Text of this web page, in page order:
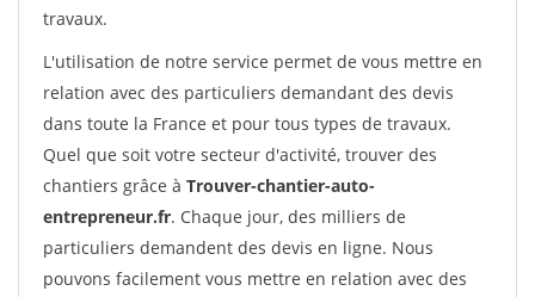
travaux.
L'utilisation de notre service permet de vous mettre en
relation avec des particuliers demandant des devis
dans toute la France et pour tous types de travaux.
Quel que soit votre secteur d'activité, trouver des
chantiers grâce à Trouver-chantier-auto-
entrepreneur.fr. Chaque jour, des milliers de
particuliers demandent des devis en ligne. Nous
pouvons facilement vous mettre en relation avec des